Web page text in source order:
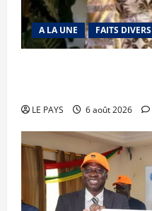
A LA UNE FAITS DIVERS
LE PAYS 6 août 2026